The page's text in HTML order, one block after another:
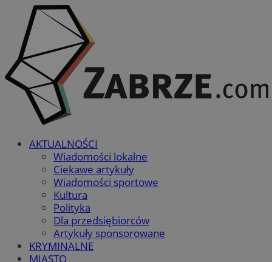
AKTUALNOŚCI
Wiadomości lokalne
Ciekawe artykuły
Wiadomości sportowe
Kultura
Polityka
Dla przedsiębiorców
Artykuły sponsorowane
KRYMINALNE
MIASTO